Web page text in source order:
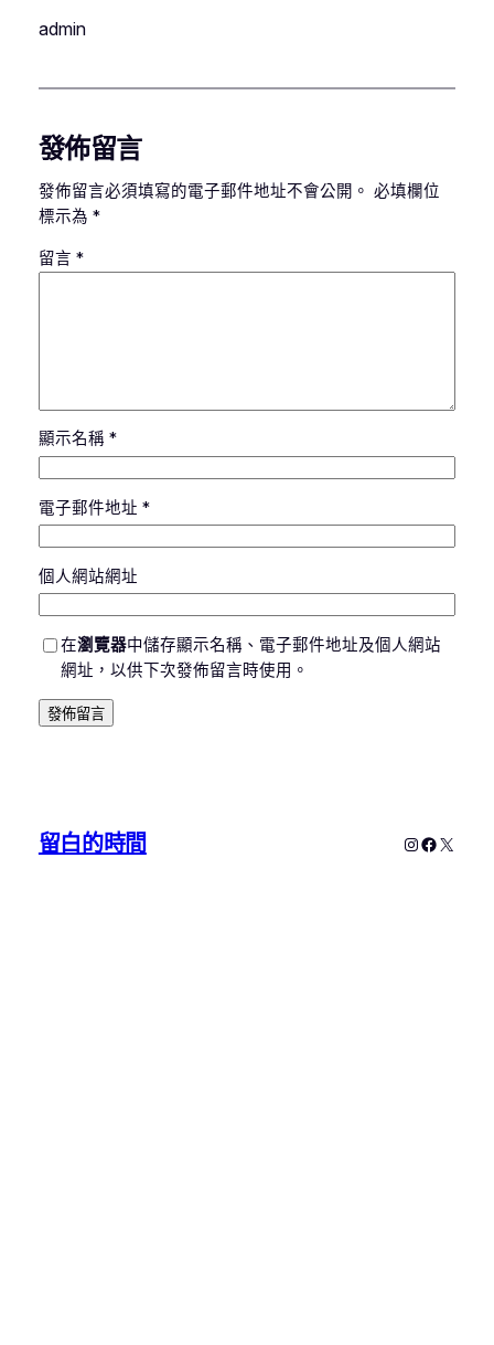
admin
發佈留言
發佈留言必須填寫的電子郵件地址不會公開。 必填欄位
標示為 *
留言 *
顯示名稱 *
電子郵件地址 *
個人網站網址
在瀏覽器中儲存顯示名稱、電子郵件地址及個人網站
網址，以供下次發佈留言時使用。
留白的時間 Instagram
X